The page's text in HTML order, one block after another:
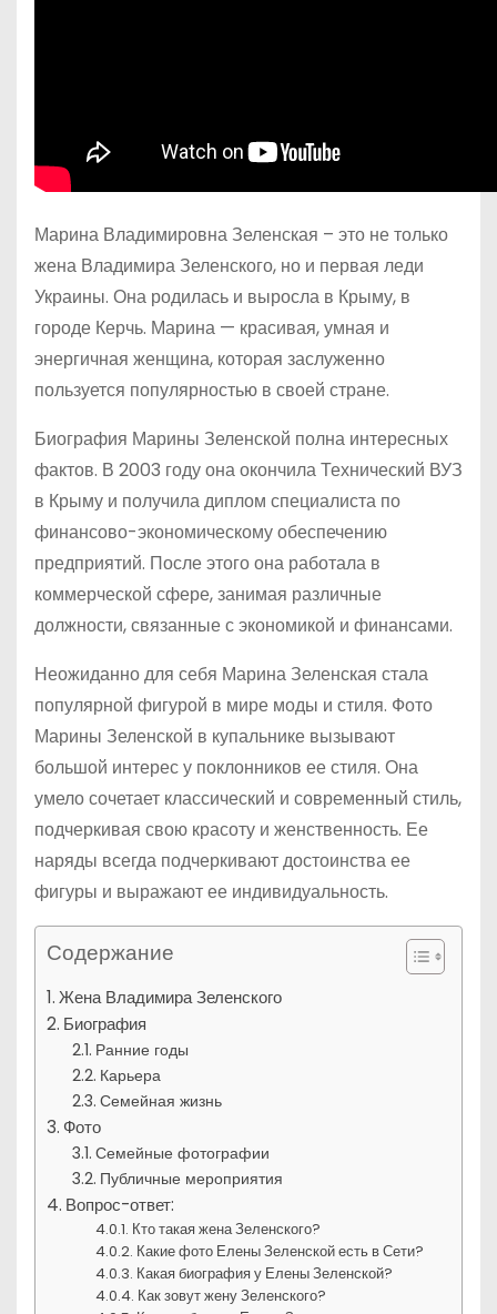
Марина Владимировна Зеленская – это не только
жена Владимира Зеленского, но и первая леди
Украины. Она родилась и выросла в Крыму, в
городе Керчь. Марина — красивая, умная и
энергичная женщина, которая заслуженно
пользуется популярностью в своей стране.
Биография Марины Зеленской полна интересных
фактов. В 2003 году она окончила Технический ВУЗ
в Крыму и получила диплом специалиста по
финансово-экономическому обеспечению
предприятий. После этого она работала в
коммерческой сфере, занимая различные
должности, связанные с экономикой и финансами.
Неожиданно для себя Марина Зеленская стала
популярной фигурой в мире моды и стиля. Фото
Марины Зеленской в купальнике вызывают
большой интерес у поклонников ее стиля. Она
умело сочетает классический и современный стиль,
подчеркивая свою красоту и женственность. Ее
наряды всегда подчеркивают достоинства ее
фигуры и выражают ее индивидуальность.
Содержание
Жена Владимира Зеленского
Биография
Ранние годы
Карьера
Семейная жизнь
Фото
Семейные фотографии
Публичные мероприятия
Вопрос-ответ:
Кто такая жена Зеленского?
Какие фото Елены Зеленской есть в Сети?
Какая биография у Елены Зеленской?
Как зовут жену Зеленского?